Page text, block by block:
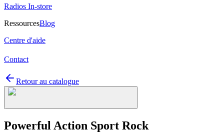
Radios In-store
RessourcesBlog
Centre d'aide
Contact
Retour au catalogue
Powerful Action Sport Rock